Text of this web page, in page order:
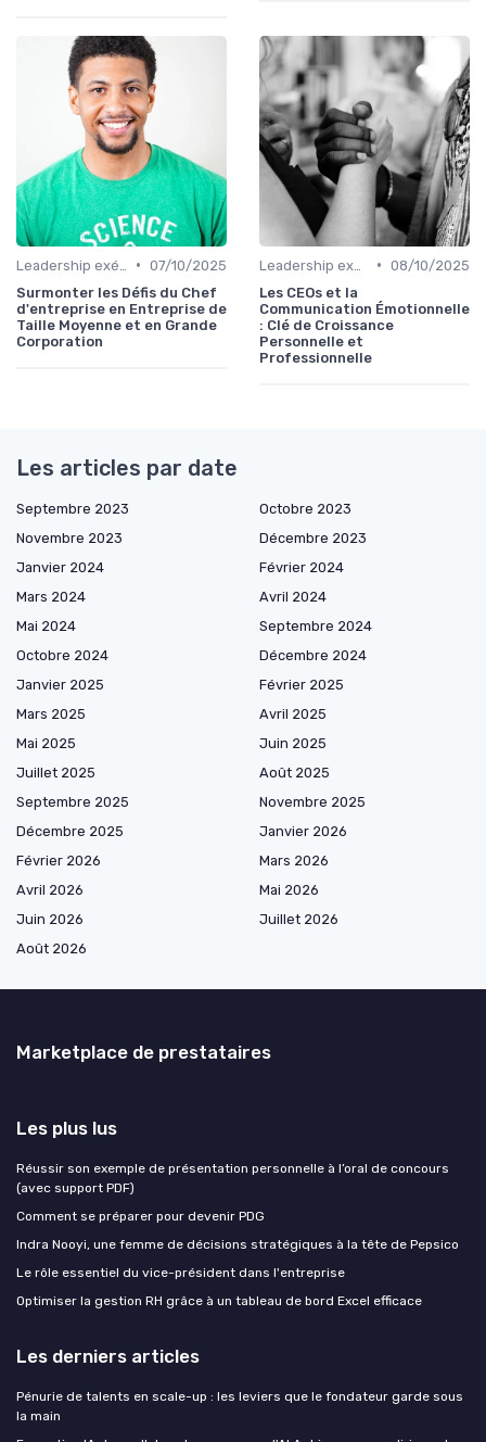
• 07/10/2025
Surmonter les Défis du Chef
d'entreprise en Entreprise de
Taille Moyenne et en Grande
Corporation
• 08/10/2025
Les CEOs et la
Communication Émotionnelle
: Clé de Croissance
Personnelle et
Professionnelle
Les articles par date
Septembre 2023
Octobre 2023
Novembre 2023
Décembre 2023
Janvier 2024
Février 2024
Mars 2024
Avril 2024
Mai 2024
Septembre 2024
Octobre 2024
Décembre 2024
Janvier 2025
Février 2025
Mars 2025
Avril 2025
Mai 2025
Juin 2025
Juillet 2025
Août 2025
Septembre 2025
Novembre 2025
Décembre 2025
Janvier 2026
Février 2026
Mars 2026
Avril 2026
Mai 2026
Juin 2026
Juillet 2026
Août 2026
Marketplace de prestataires
Les plus lus
Réussir son exemple de présentation personnelle à l’oral de concours
(avec support PDF)
Comment se préparer pour devenir PDG
Indra Nooyi, une femme de décisions stratégiques à la tête de Pepsico
Le rôle essentiel du vice-président dans l'entreprise
Optimiser la gestion RH grâce à un tableau de bord Excel efficace
Les derniers articles
Pénurie de talents en scale-up : les leviers que le fondateur garde sous
la main